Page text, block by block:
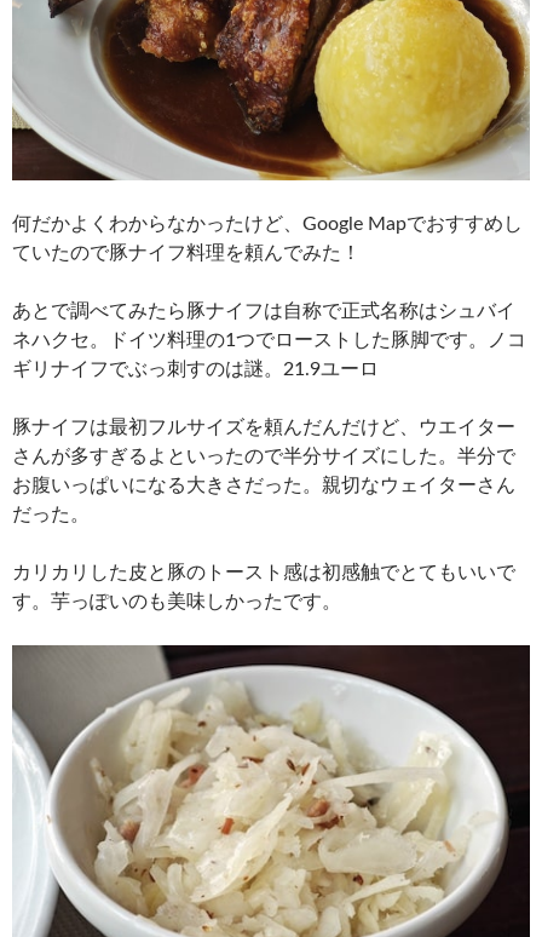
何だかよくわからなかったけど、Google Mapでおすすめし
ていたので豚ナイフ料理を頼んでみた！
あとで調べてみたら豚ナイフは自称で正式名称はシュバイ
ネハクセ。ドイツ料理の1つでローストした豚脚です。ノコ
ギリナイフでぶっ刺すのは謎。21.9ユーロ
豚ナイフは最初フルサイズを頼んだんだけど、ウエイター
さんが多すぎるよといったので半分サイズにした。半分で
お腹いっぱいになる大きさだった。親切なウェイターさん
だった。
カリカリした皮と豚のトースト感は初感触でとてもいいで
す。芋っぽいのも美味しかったです。